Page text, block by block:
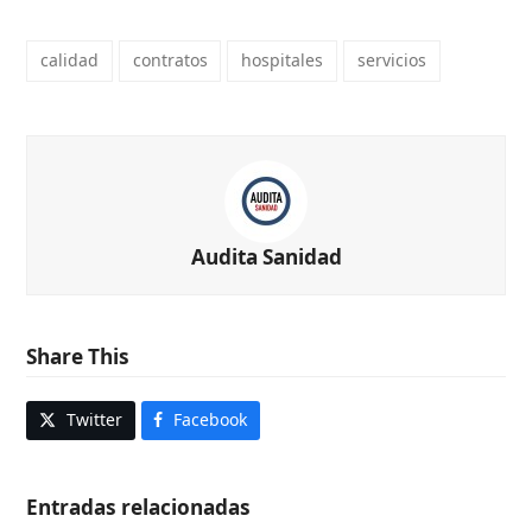
calidad contratos hospitales servicios
Audita Sanidad
Share This
Twitter Facebook
Entradas relacionadas